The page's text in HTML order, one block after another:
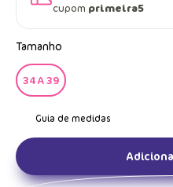
cupom primeira5
Tamanho
34 A 39